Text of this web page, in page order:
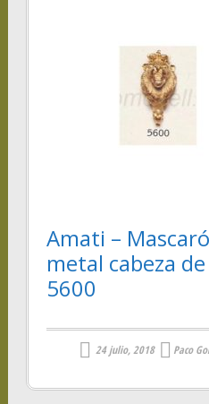
Amati –
metal cabeza
5600
24 julio, 2018 Paco